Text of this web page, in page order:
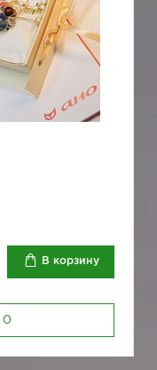
В корзину
0